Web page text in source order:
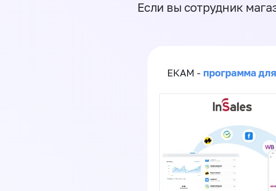
Если вы сотрудник
ЕКАМ - программа